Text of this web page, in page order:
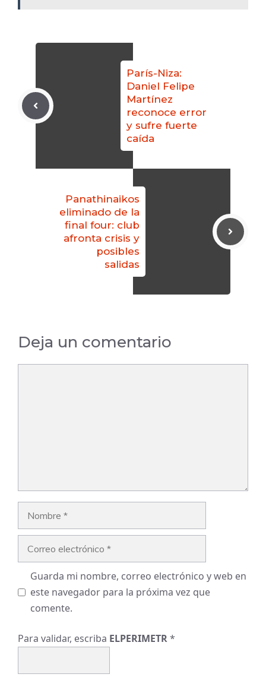
París-Niza:
Daniel Felipe
Martínez
reconoce error
y sufre fuerte
caída
Panathinaikos
eliminado de la
final four: club
afronta crisis y
posibles
salidas
Deja un comentario
Guarda mi nombre, correo electrónico y web en
este navegador para la próxima vez que
comente.
Para validar, escriba ELPERIMETR*